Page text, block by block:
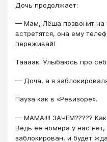
Дочь продолжает:
— Мам, Лёша позвонит на
встретятся, она ему
переживай!
Таааак. Улыбаюсь про
— Доча, а я
Пауза как в «Ревизоре».
— МАМА!!!! ЗАЧЕМ????? Как
Ведь её номера у нас
заблокирован, и будет